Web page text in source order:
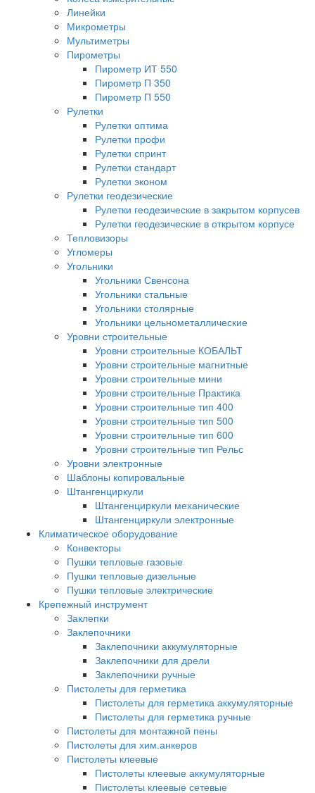
Линейки
Микрометры
Мультиметры
Пирометры
Пирометр ИТ 550
Пирометр П 350
Пирометр П 550
Рулетки
Рулетки оптима
Рулетки профи
Рулетки спринт
Рулетки стандарт
Рулетки эконом
Рулетки геодезические
Рулетки геодезические в закрытом корпусев
Рулетки геодезические в открытом корпусе
Тепловизоры
Угломеры
Угольники
Угольники Свенсона
Угольники стальные
Угольники столярные
Угольники цельнометаллические
Уровни строительные
Уровни строительные КОБАЛЬТ
Уровни строительные магнитные
Уровни строительные мини
Уровни строительные Практика
Уровни строительные тип 400
Уровни строительные тип 500
Уровни строительные тип 600
Уровни строительные тип Рельс
Уровни электронные
Шаблоны копировальные
Штангенциркули
Штангенциркули механические
Штангенциркули электронные
Климатическое оборудование
Конвекторы
Пушки тепловые газовые
Пушки тепловые дизельные
Пушки тепловые электрические
Крепежный инструмент
Заклепки
Заклепочники
Заклепочники аккумуляторные
Заклепочники для дрели
Заклепочники ручные
Пистолеты для герметика
Пистолеты для герметика аккумуляторные
Пистолеты для герметика ручные
Пистолеты для монтажной пены
Пистолеты для хим.анкеров
Пистолеты клеевые
Пистолеты клеевые аккумуляторные
Пистолеты клеевые сетевые